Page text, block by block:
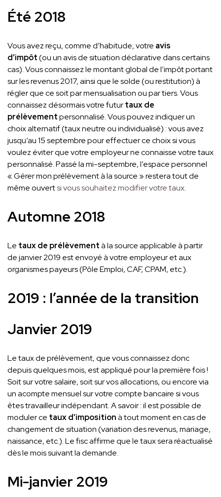
Été 2018
Vous avez reçu, comme d’habitude, votre avis
d’impôt(ou un avis de situation déclarative dans certains
cas). Vous connaissez le montant global de l’impôt portant
sur les revenus 2017, ainsi que le solde (ou restitution) à
régler que ce soit par mensualisation ou par tiers. Vous
connaissez désormais votre futurtaux de
prélèvementpersonnalisé. Vous pouvez indiquer un
choix alternatif (taux neutre ou individualisé) : vous avez
jusqu’au 15 septembre pour effectuer ce choix si vous
voulez éviter que votre employeur ne connaisse votre taux
personnalisé. Passé la mi-septembre, l’espace personnel
« Gérer mon prélèvement à la source » restera tout de
même ouvertsi vous souhaitez modifier votre taux.
Automne 2018
Le taux de prélèvementà la source applicable à partir
de janvier 2019 est envoyé à votre employeur et aux
organismes payeurs (Pôle Emploi, CAF, CPAM, etc.).
2019 : l’année de la transition
Janvier 2019
Le taux de prélèvement, que vous connaissez donc
depuis quelques mois, est appliqué pour la première fois !
Soit sur votre salaire, soit sur vos allocations, ou encore via
un acompte mensuel sur votre compte bancaire si vous
êtes travailleur indépendant. A savoir : il est possible de
moduler ce taux d’impositionà tout moment en cas de
changement de situation (variation des revenus, mariage,
naissance, etc.). Le fisc affirme que le taux sera réactualisé
dès le mois suivant la demande.
Mi-janvier 2019